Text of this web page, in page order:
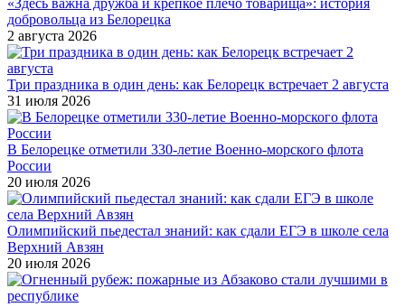
«Здесь важна дружба и крепкое плечо товарища»: история
добровольца из Белорецка
2 августа 2026
Три праздника в один день: как Белорецк встречает 2 августа
31 июля 2026
В Белорецке отметили 330-летие Военно-морского флота
России
20 июля 2026
Олимпийский пьедестал знаний: как сдали ЕГЭ в школе села
Верхний Авзян
20 июля 2026